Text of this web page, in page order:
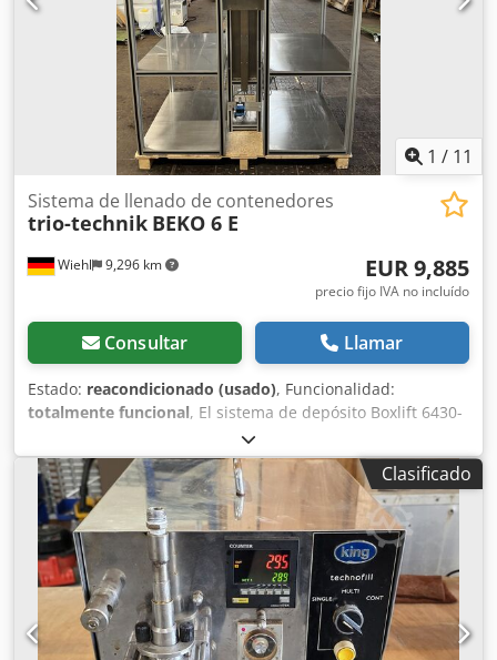
1 / 11
Wiehl 9,296 km
Sistema de llenado de contenedores
trio-technik BEKO 6 E
EUR 9,885
precio fijo IVA no incluído
Consultar Llamar
Estado: reacondicionado (usado), Funcionalidad:
totalmente funcional, El sistema de depósito Boxlift 6430-
6 se vende con un nuevo controlador Siemens SIMATIC
HMI. A continuación, se detallan algunas especificaciones
clave: Dcjdpfx Afjwqpwmjpek Largo: 1600 mm Ancho: 850
mm Alto: 2100 mm - Bastidor base de extrusiones de
aluminio con 6 ranuras para cajas de cartón o polietileno -
Paneles de suelo de acero inoxidable - Canaletas de
transferencia de piezas - Sistema neumático Festo
instalado
Clasificado